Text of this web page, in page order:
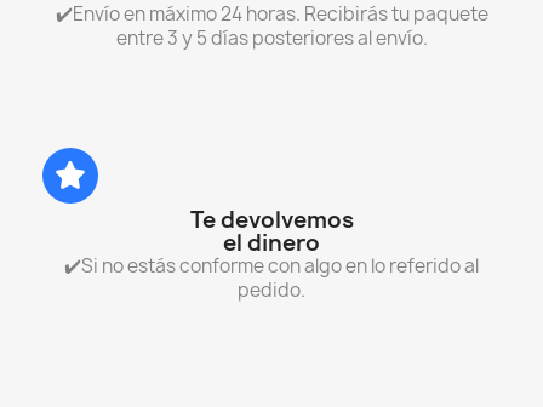
✔️Envío en máximo 24 horas. Recibirás tu paquete
entre 3 y 5 días posteriores al envío.
Te devolvemos
el dinero
✔️Si no estás conforme con algo en lo referido al
pedido.